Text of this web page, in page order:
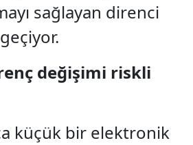
sağlayan direnci
değişimi riskli
küçük bir elektronik